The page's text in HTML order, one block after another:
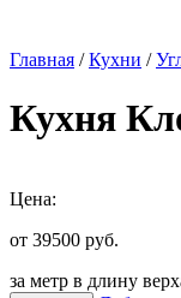
Главная /Кухни /
Кухня
Цена:
от 39500 руб.
за метр в длину